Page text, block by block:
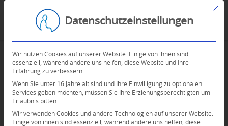
Mit
Datenschutzeinstellungen
Wir nutzen Cookies auf unserer Website. Einige von ihnen sind
essenziell, während andere uns helfen, diese Website und Ihre
Erfahrung zu verbessern.
Wenn Sie unter 16 Jahre alt sind und Ihre Einwilligung zu optionalen
Services geben möchten, müssen Sie Ihre Erziehungsberechtigten um
Erlaubnis bitten.
Wir verwenden Cookies und andere Technologien auf unserer Website.
Einige von ihnen sind essenziell, während andere uns helfen, diese